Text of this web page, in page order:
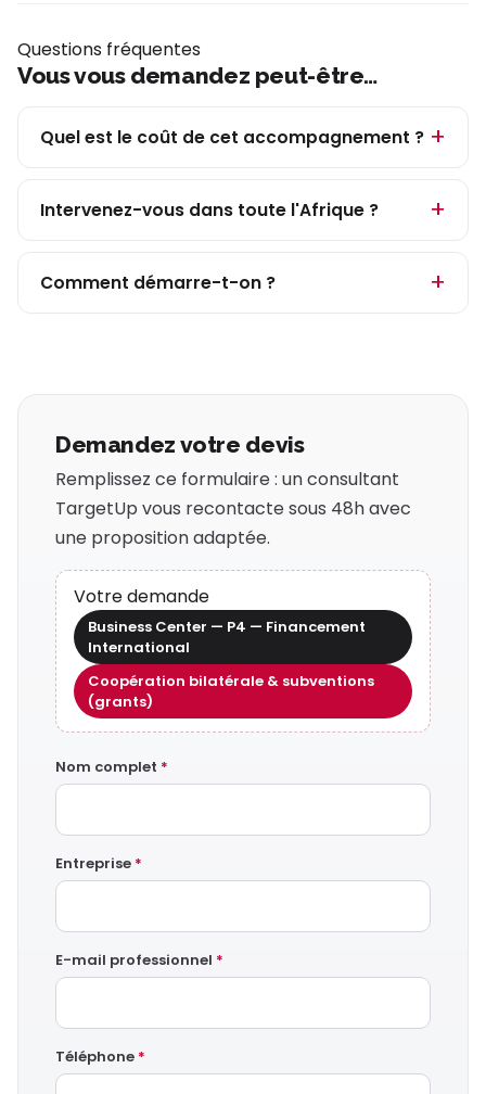
Questions fréquentes
Vous vous demandez peut-être…
Quel est le coût de cet accompagnement ?
Intervenez-vous dans toute l'Afrique ?
Comment démarre-t-on ?
Demandez votre devis
Remplissez ce formulaire : un consultant
TargetUp vous recontacte sous 48h avec
une proposition adaptée.
Votre demande
Business Center — P4 — Financement
International
Coopération bilatérale & subventions
(grants)
Nom complet *
Entreprise *
E-mail professionnel *
Téléphone *